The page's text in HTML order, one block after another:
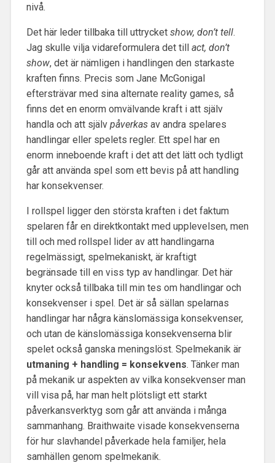
nivå.
Det här leder tillbaka till uttrycket show, don’t tell.
Jag skulle vilja vidareformulera det till act, don’t
show, det är nämligen i handlingen den starkaste
kraften finns. Precis som Jane McGonigal
eftersträvar med sina alternate reality games, så
finns det en enorm omvälvande kraft i att själv
handla och att själv påverkasav andra spelares
handlingar eller spelets regler. Ett spel har en
enorm inneboende kraft i det att det lätt och tydligt
går att använda spel som ett bevis på att handling
har konsekvenser.
I rollspel ligger den största kraften i det faktum
spelaren får en direktkontakt med upplevelsen, men
till och med rollspel lider av att handlingarna
regelmässigt, spelmekaniskt, är kraftigt
begränsade till en viss typ av handlingar. Det här
knyter också tillbaka till min tes om handlingar och
konsekvenser i spel. Det är så sällan spelarnas
handlingar har några känslomässiga konsekvenser,
och utan de känslomässiga konsekvenserna blir
spelet också ganska meningslöst. Spelmekanik är
utmaning + handling = konsekvens. Tänker man
på mekanik ur aspekten av vilka konsekvenser man
vill visa på, har man helt plötsligt ett starkt
påverkansverktyg som går att använda i många
sammanhang. Braithwaite visade konsekvenserna
för hur slavhandel påverkade hela familjer, hela
samhällen genom spelmekanik.